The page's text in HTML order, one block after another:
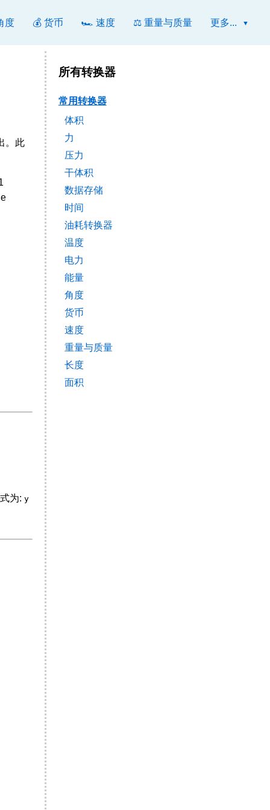
度 💰 货币 🏎️ 速度 ⚖️ 重量与质量 更多...
。此
为: y
所有转换器
常用转换器
体积
力
压力
干体积
数据存储
时间
油耗转换器
温度
电力
能量
角度
货币
速度
重量与质量
长度
面积